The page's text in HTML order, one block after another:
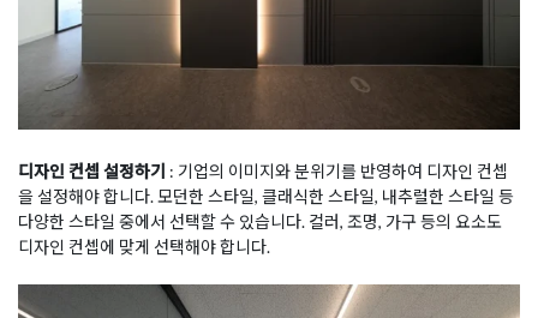
디자인 컨셉 설정하기 : 기업의 이미지와 분위기를 반영하여 디자인 컨셉
을 설정해야 합니다. 모던한 스타일, 클래식한 스타일, 내추럴한 스타일 등
다양한 스타일 중에서 선택할 수 있습니다. 컬러, 조명, 가구 등의 요소도
디자인 컨셉에 맞게 선택해야 합니다.